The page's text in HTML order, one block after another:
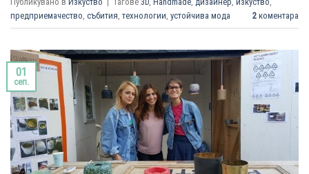
предприемачество събития технологии устойчива мода 2 коментара
01
сеп.